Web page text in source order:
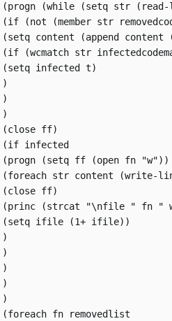
(progn (while (setq str
(if (not (member str
(setq content (append
(if (wcmatch str
(setq infected t)
)
)
)
(close ff)
(if infected
(progn (setq ff (open fn "w"))
(foreach str content (write-
(close ff)
(princ (strcat "\nfile " fn "
(setq ifile (1+ ifile))
)
)
)
)
)
(foreach fn removedlist